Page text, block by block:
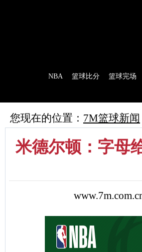
NBA 篮球比分 篮球完场
您现在的位置： 7M篮球新闻
米德尔顿：字母